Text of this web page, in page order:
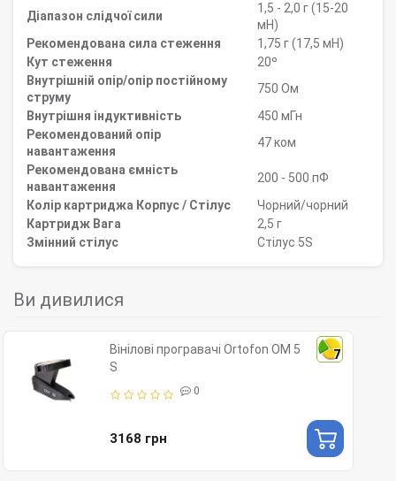
Діапазон слідчої сили
1,5 - 2,0 г (15-20
мН)
Рекомендована сила стеження
1,75 г (17,5 мН)
Кут стеження
20º
Внутрішній опір/опір постійному
струму
750 Ом
Внутрішня індуктивність
450 мГн
Рекомендований опір
навантаження
47 ком
Рекомендована ємність
навантаження
200 - 500 пФ
Колір картриджа Корпус / Стілус
Чорний/чорний
Картридж Вага
2,5 г
Змінний стілус
Стілус 5S
Ви дивилися
7
Вінілові програвачі Ortofon OM 5
S
0
3168 грн